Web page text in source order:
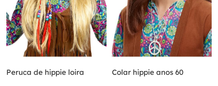
Peruca de hippie loira Colar hippie anos 60